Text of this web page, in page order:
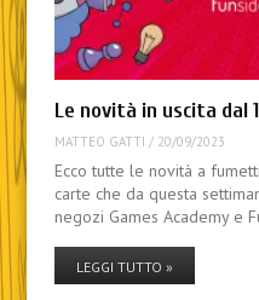
Le novità in uscita dal
MATTEO GATTI / 20/09/2023
Ecco tutte le novità a
carte che da questa
negozi Games Academy e
LEGGI TUTTO »